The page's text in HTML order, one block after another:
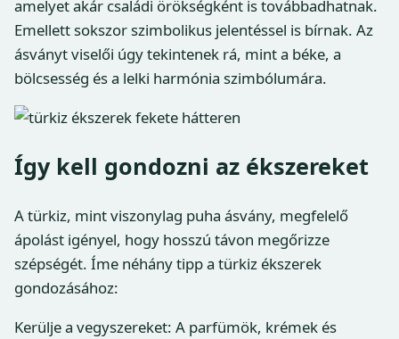
amelyet akár családi örökségként is továbbadhatnak.
Emellett sokszor szimbolikus jelentéssel is bírnak. Az
ásványt viselői úgy tekintenek rá, mint a béke, a
bölcsesség és a lelki harmónia szimbólumára.
Így kell gondozni az ékszereket
A türkiz, mint viszonylag puha ásvány, megfelelő
ápolást igényel, hogy hosszú távon megőrizze
szépségét. Íme néhány tipp a türkiz ékszerek
gondozásához:
Kerülje a vegyszereket: A parfümök, krémek és